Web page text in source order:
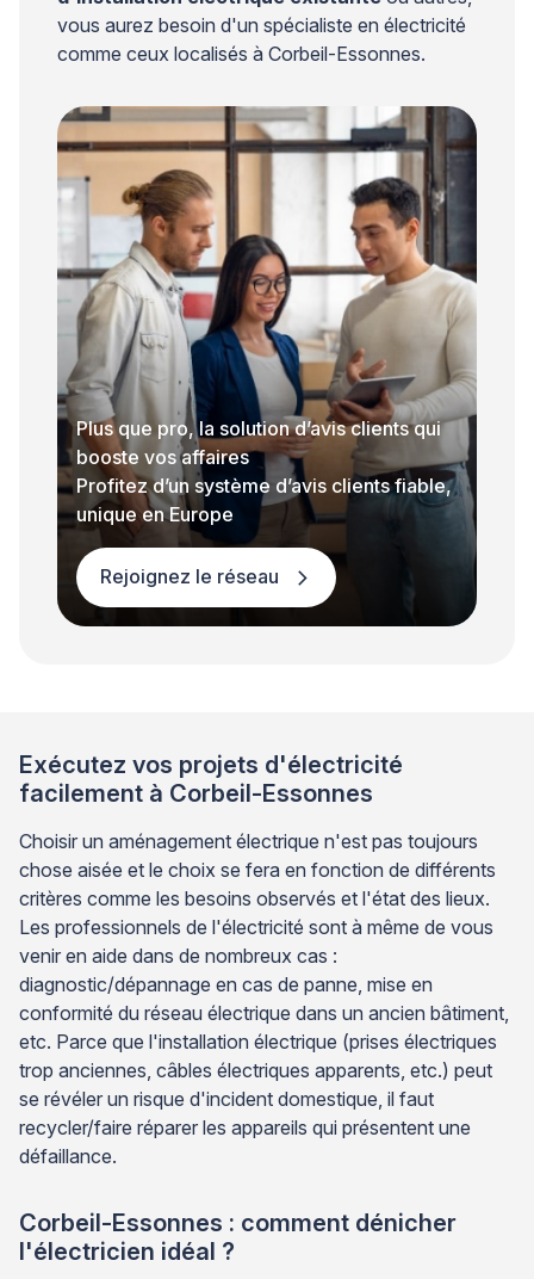
vous aurez besoin d'un spécialiste en électricité
comme ceux localisés à Corbeil-Essonnes.
Plus que pro, la solution d’avis clients qui
booste vos affaires
Profitez d’un système d’avis clients fiable,
unique en Europe
Rejoignez le réseau
Exécutez vos projets d'électricité
facilement à Corbeil-Essonnes
Choisir un aménagement électrique n'est pas toujours
chose aisée et le choix se fera en fonction de différents
critères comme les besoins observés et l'état des lieux.
Les professionnels de l'électricité sont à même de vous
venir en aide dans de nombreux cas :
diagnostic/dépannage en cas de panne, mise en
conformité du réseau électrique dans un ancien bâtiment,
etc. Parce que l'installation électrique (prises électriques
trop anciennes, câbles électriques apparents, etc.) peut
se révéler un risque d'incident domestique, il faut
recycler/faire réparer les appareils qui présentent une
défaillance.
Corbeil-Essonnes : comment dénicher
l'électricien idéal ?